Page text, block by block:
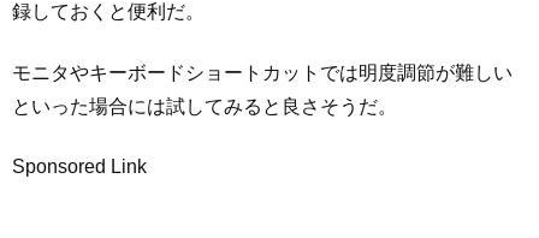
録しておくと便利だ。
モニタやキーボードショートカットでは明度調節が難しい
といった場合には試してみると良さそうだ。
Sponsored Link